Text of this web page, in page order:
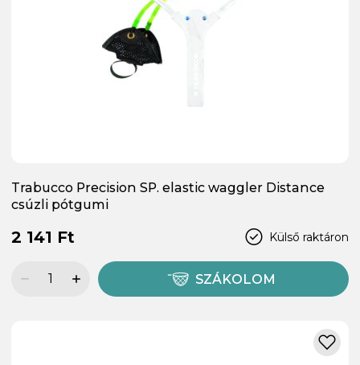
Trabucco Precision SP. elastic waggler Distance
csúzli pótgumi
Külső raktáron
2 141 Ft
SZÁKOLOM